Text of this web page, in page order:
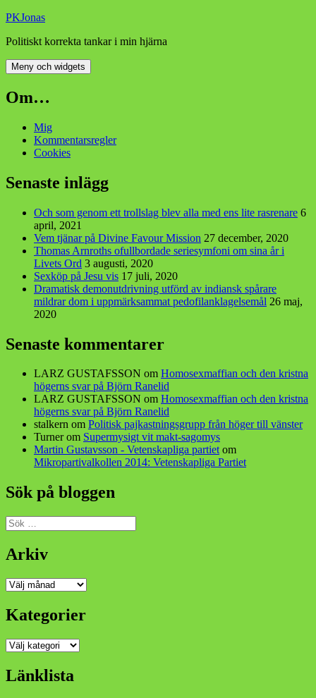
Hoppa
innehåll
PKJonas
Politiskt korrekta tankar i min hjärna
Meny och widgets
Om…
Mig
Kommentarsregler
Cookies
Senaste inlägg
Och som genom ett trollslag blev alla med ens lite rasrenare 6
april, 2021
Vem tjänar på Divine Favour Mission 27 december, 2020
Thomas Arnroths ofullbordade seriesymfoni om sina år i
Livets Ord 3 augusti, 2020
Sexköp på Jesu vis 17 juli, 2020
Dramatisk demonutdrivning utförd av indiansk spårare
mildrar dom i uppmärksammat pedofilanklagelsemål 26 maj,
2020
Senaste kommentarer
LARZ GUSTAFSSON om Homosexmaffian och den kristna
högerns svar på Björn Ranelid
LARZ GUSTAFSSON om Homosexmaffian och den kristna
högerns svar på Björn Ranelid
stalkern om Politisk pajkastningsgrupp från höger till vänster
Turnerom Supermysigt vit makt-sagomys
Martin Gustavsson - Vetenskapliga partietom
Mikropartivalkollen 2014: Vetenskapliga Partiet
Sök på bloggen
Sök
efter:
Arkiv
Arkiv
Kategorier
Kategorier
Länklista